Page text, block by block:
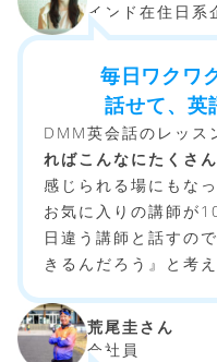
インド在住日系
毎日ワクワ
話せて、英
DMM英会話のレッス
ればこんなにたくさ
感じられる場にもなっ
お気に入りの講師が
日違う講師と話すの
きるんだろう』と考
荒尾圭さん
会社員